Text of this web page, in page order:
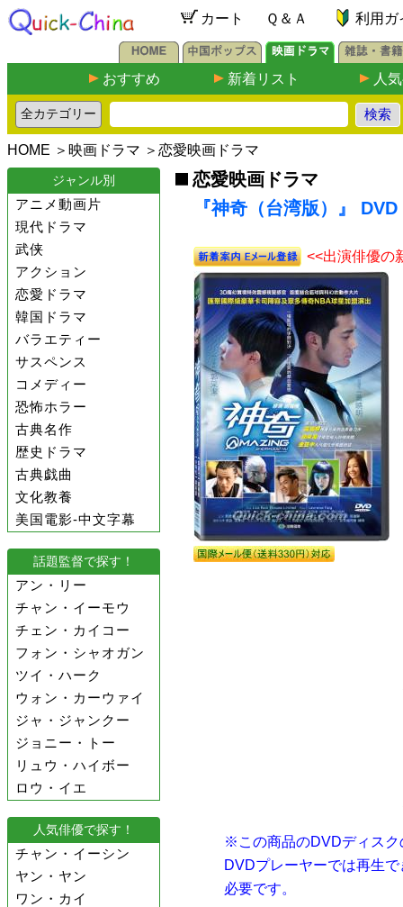
カート Ｑ＆Ａ 利用ガ
おすすめ 新着リスト 人
HOME ＞ 映画ドラマ ＞ 恋愛映画ドラマ
ジャンル別
アニメ動画片
現代ドラマ
武侠
アクション
恋愛ドラマ
韓国ドラマ
バラエティー
サスペンス
コメディー
恐怖ホラー
古典名作
歴史ドラマ
古典戯曲
文化教養
美国電影-中文字幕
話題監督で探す！
アン・リー
チャン・イーモウ
チェン・カイコー
フォン・シャオガン
ツイ・ハーク
ウォン・カーウァイ
ジャ・ジャンクー
ジョニー・トー
リュウ・ハイボー
ロウ・イエ
人気俳優で探す！
チャン・イーシン
ヤン・ヤン
ワン・カイ
恋愛映画ドラマ
『神奇（台湾版）』
<<出演俳優の
※この商品のDVDディスク
DVDプレーヤーでは再生
必要です。